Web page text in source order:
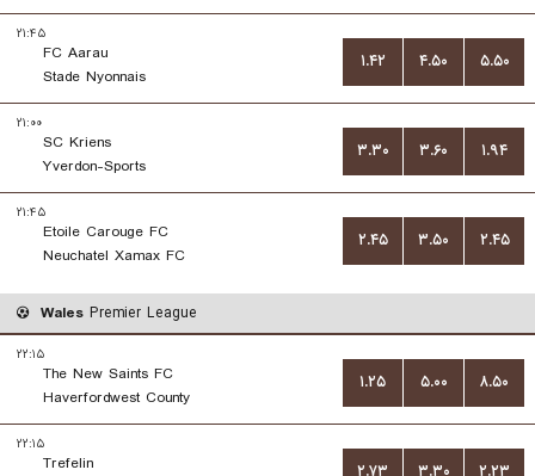
۲۱:۴۵
FC Aarau
Stade Nyonnais
۱.۴۲ ۴.۵۰ ۵.۵۰
۲۱:۰۰
SC Kriens
Yverdon-Sports
۳.۳۰ ۳.۶۰ ۱.۹۴
۲۱:۴۵
Etoile Carouge FC
Neuchatel Xamax FC
۲.۴۵ ۳.۵۰ ۲.۴۵
Wales Premier League
۲۲:۱۵
The New Saints FC
Haverfordwest County
۱.۲۵ ۵.۰۰ ۸.۵۰
۲۲:۱۵
Trefelin